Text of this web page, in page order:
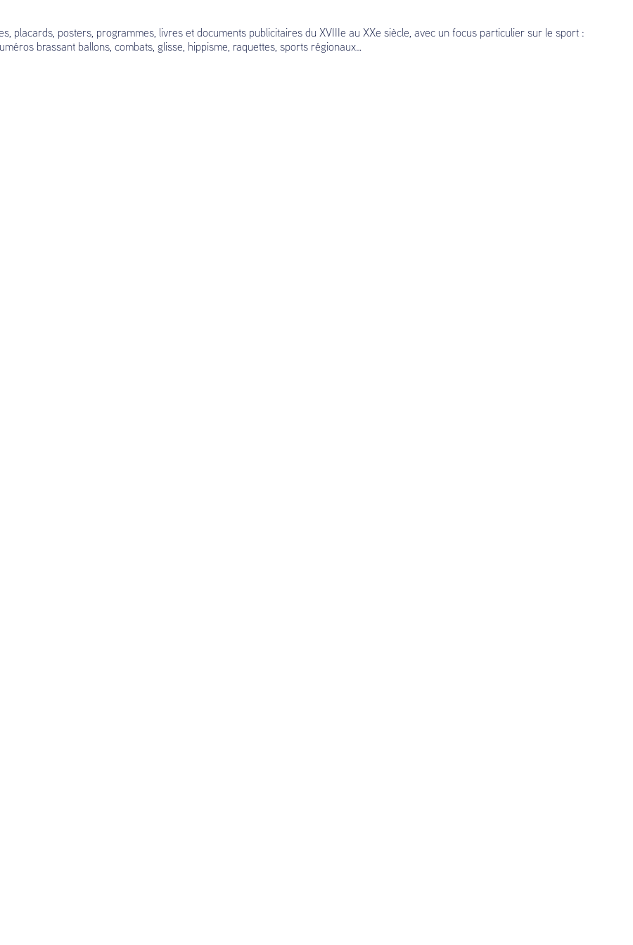
placards, posters, programmes, livres et documents publicitaires du XVIIIe au XXe siècle, avec un focus particulier sur le sport :
brassant ballons, combats, glisse, hippisme, raquettes, sports régionaux…